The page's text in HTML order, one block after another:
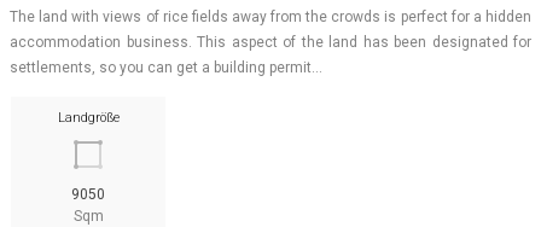
The land with views of rice fields away from the crowds is perfect for a hidden
accommodation business. This aspect of the land has been designated for
settlements, so you can get a building permit…
Landgröße
9050
Sqm